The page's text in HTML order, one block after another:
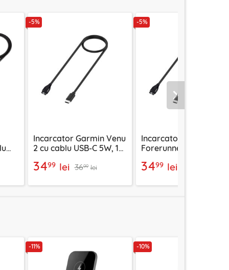
-5%
Incarcator Garmin Venu
2 cu cablu USB-C 5W, 1m
3499 lei 3699 lei
-5%
Incarcator Garmin
Forerunner 55 cu
TGC2
3499 lei
-11% -10%